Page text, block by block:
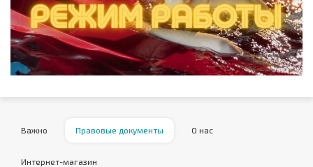
Важно Правовые документы О нас
Интернет-магазин